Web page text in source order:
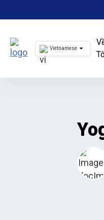
to
Vietnamese